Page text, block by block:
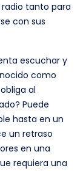
tanto para
con sus
escuchar y
como
al
Puede
hasta en un
un retraso
en una
requiera una